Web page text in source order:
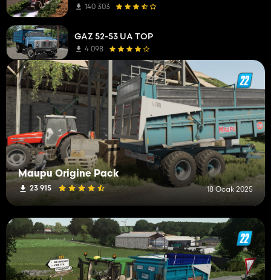
Maupu Origine Pack
23 915 18 Ocak 2025
140 303
GAZ 52-53 UA TOP
4 098